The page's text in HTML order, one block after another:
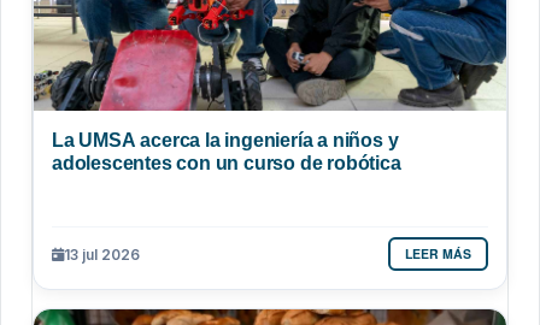
La UMSA acerca la ingeniería a niños y
adolescentes con un curso de robótica
13 jul 2026 LEER MÁS